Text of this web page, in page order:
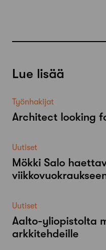
Lue lisää
Työnhakijat
Architect looking
Uutiset
Mökki Salo
Uutiset
Aalto-​yliopistolta
arkkitehdeille